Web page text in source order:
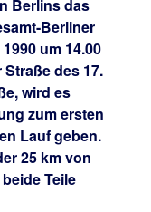
Berlins das
Berliner
um 14.00
des 17.
wird es
zum ersten
Lauf geben.
25 km von
Teile